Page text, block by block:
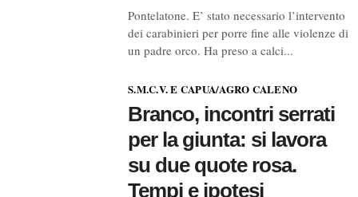
Pontelatone. E’ stato necessario l’intervento
dei carabinieri per porre fine alle violenze di
un padre orco. Ha preso a calci...
S.M.C.V. E CAPUA/AGRO CALENO
Branco, incontri serrati
per la giunta: si lavora
su due quote rosa.
Tempi e ipotesi